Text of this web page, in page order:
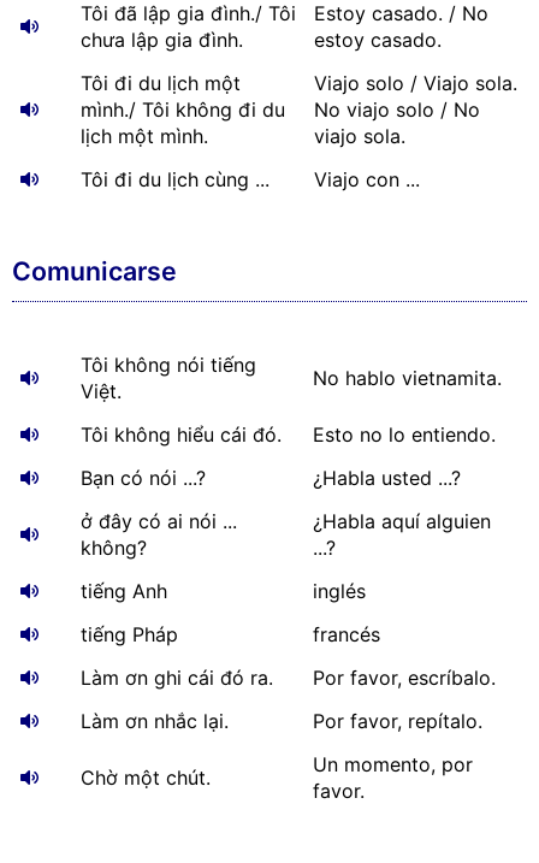
Tôi đã lập gia đình./ Tôi
chưa lập gia đình.
Estoy casado. / No
estoy casado.
Tôi đi du lịch một
mình./ Tôi không đi du
lịch một mình.
Viajo solo / Viajo sola.
No viajo solo / No
viajo sola.
Tôi đi du lịch cùng ...
Viajo con ...
Comunicarse
Tôi không nói tiếng
Việt.
No hablo vietnamita.
Tôi không hiểu cái đó.
Esto no lo entiendo.
Bạn có nói ...?
¿Habla usted ...?
ở đây có ai nói ...
không?
¿Habla aquí alguien
...?
tiếng Anh
inglés
tiếng Pháp
francés
Làm ơn ghi cái đó ra.
Por favor, escríbalo.
Làm ơn nhắc lại.
Por favor, repítalo.
Chờ một chút.
Un momento, por
favor.